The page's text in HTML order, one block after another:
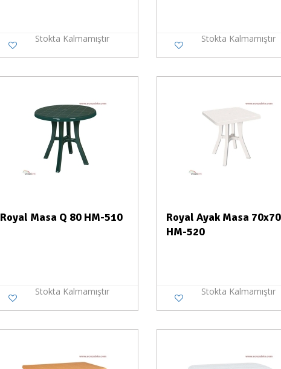
Stokta Kalmamıştır Stokta Kalmamıştır
Royal Masa Q 80 HM-510
Stokta Kalmamıştır
Royal Ayak Masa 70x70
HM-520
Stokta Kalmamıştır